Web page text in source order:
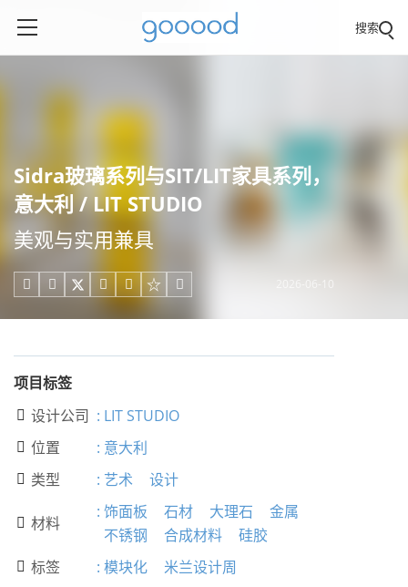
搜索
Sidra玻璃系列与SIT/LIT家具系列，
意大利 / LIT STUDIO
美观与实用兼具
     2026-06-10
项目标签
 设计公司 : LIT STUDIO
 位置 : 意大利
 类型 : 艺术 设计
 材料
: 饰面板 石材 大理石
金属
不锈钢
合成材料 硅胶
 标签 : 模块化 米兰设计周